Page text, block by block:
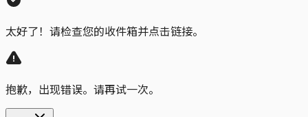
太好了！请检查您的收件箱并点击链接。
抱歉，出现错误。请再试一次。